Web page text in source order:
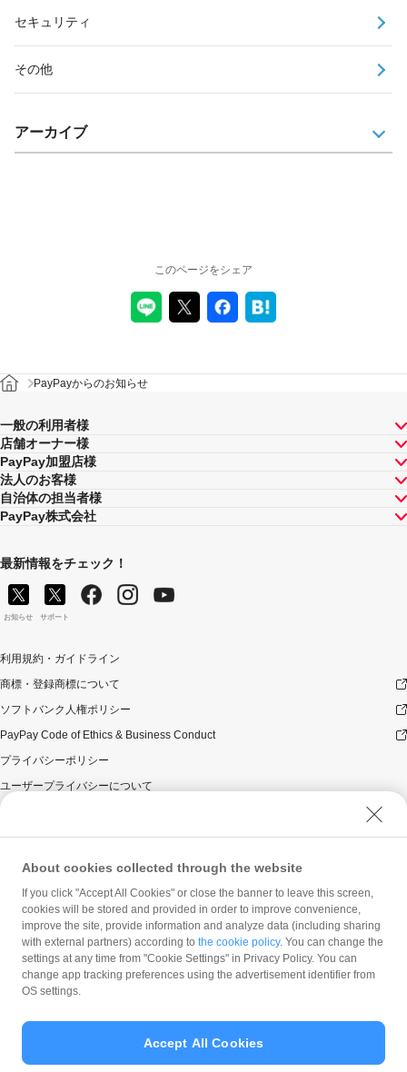
セキュリティ
その他
アーカイブ
このページをシェア
PayPayからのお知らせ
一般の利用者様
店舗オーナー様
PayPay加盟店様
法人のお客様
自治体の担当者様
PayPay株式会社
最新情報をチェック！
お知らせ サポート
利用規約・ガイドライン
商標・登録商標について
ソフトバンク人権ポリシー
PayPay Code of Ethics & Business Conduct
プライバシーポリシー
ユーザープライバシーについて
ウェブサイト利用規約
反社会的勢力に対する方針
勧誘方針
マネロン等基本方針
カスタマーハラスメントに関する当社の考え方
© PayPay Corporation
About cookies collected through the website
If you click "Accept All Cookies" or close the banner to leave this screen,
cookies will be stored and provided in order to improve convenience,
improve the site, provide information and analyze data (including sharing
with external partners) according to the cookie policy. You can change the
settings at any time from "Cookie Settings" in Privacy Policy. You can
change app tracking preferences using the advertisement identifier from
OS settings.
Accept All Cookies